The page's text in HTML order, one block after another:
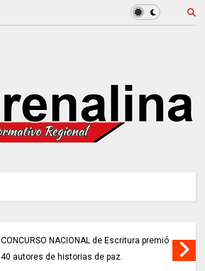
CONCURSO NACIONAL de Escritura premió
40 autores de historias de paz.